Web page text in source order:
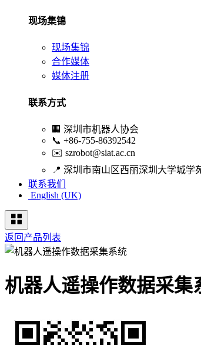
现场集锦
现场集锦
合作媒体
媒体注册
联系方式
🏢 深圳市机器人协会
📞 +86-755-86392542
✉️ szrobot@siat.ac.cn
📍 深圳市南山区西丽深圳大学城学
联系我们
English (UK)
返回产品列表
机器人遥操作数据采集